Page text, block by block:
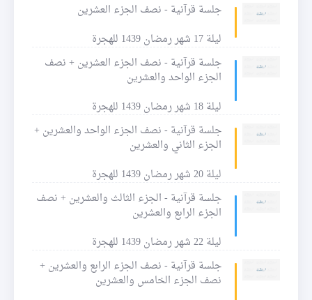
جلسة قرآنية - نصف الجزء العشرين
ليلة 17 شهر رمضان 1439 للهجرة
جلسة قرآنية - نصف الجزء العشرين + نصف
الجزء الواحد والعشرين
ليلة 18 شهر رمضان 1439 للهجرة
جلسة قرآنية - نصف الجزء الواحد والعشرين +
الجزء الثاني والعشرين
ليلة 20 شهر رمضان 1439 للهجرة
جلسة قرآنية - الجزء الثالث والعشرين + نصف
الجزء الرابع والعشرين
ليلة 22 شهر رمضان 1439 للهجرة
جلسة قرآنية - نصف الجزء الرابع والعشرين +
نصف الجزء الخامس والعشرين